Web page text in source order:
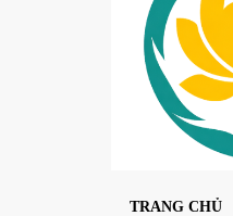
TRANG CHỦ